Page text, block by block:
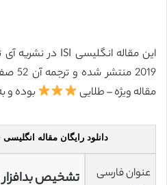
مقاله ویژه – طلایی
بوده و
دانلود رایگان مقاله
عنوان فارسی
تشخیص